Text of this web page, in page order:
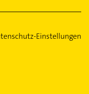
Einstellungen